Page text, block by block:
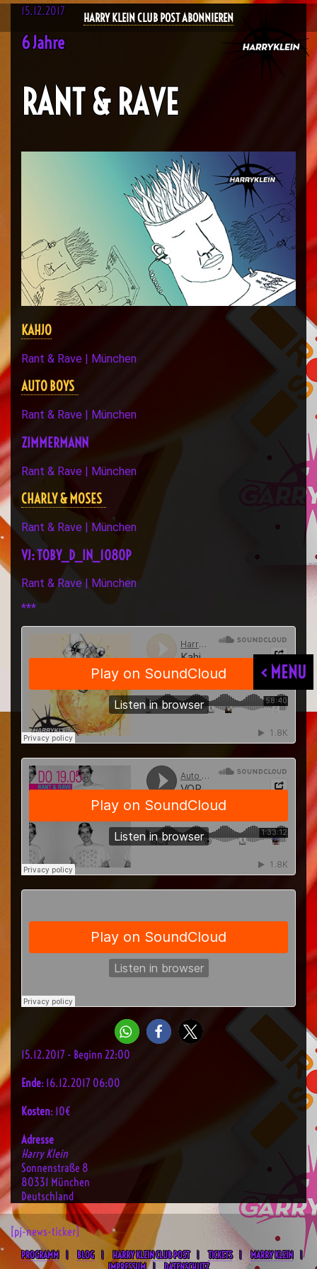
HARRY KLEIN CLUB POST ABONNIEREN
< MENU
15.12.2017
6 Jahre
RANT & RAVE
KAHJO
Rant & Rave | München
AUTO BOYS
Rant & Rave | München
ZIMMERMANN
Rant & Rave | München
CHARLY & MOSES
Rant & Rave | München
VJ: TOBY_D_IN_1080P
Rant & Rave | München
***
15.12.2017 - Beginn 22:00
Ende: 16.12.2017 06:00
Kosten: 10€
Adresse
Harry Klein
Sonnenstraße 8
80331 München
Deutschland
[pj-news-ticker]
PROGRAMM BLOG HARRY KLEIN CLUB POST TICKETS
MARRY KLEIN